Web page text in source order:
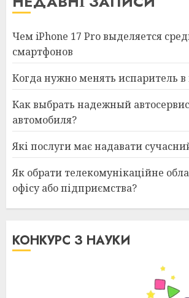
Чем iPhone 17 Pro выделяется
смартфонов
Когда нужно менять испаритель в
Как выбрать надежный
автомобиля?
Які послуги має надавати
Як обрати телекомунікаційне
офісу або підприємства?
КОНКУРС З НАУКИ